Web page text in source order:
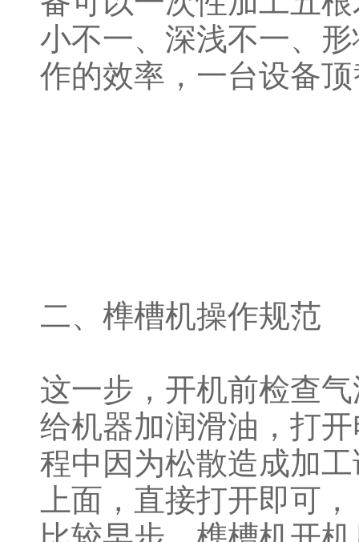
小不一、深浅不一、
作的效率，一台设备
二、榫槽机操作规范
这一步，开机前检查
给机器加润滑油，打
程中因为松散造成加
上面，直接打开即可，